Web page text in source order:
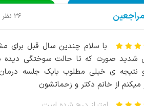
به لیست من
36 نظر
با سلام چندین سال قبل برای
صورت که تا حالت سوختگی دیده
ی خیلی مطلوب بایک جلسه درمان
از خانم دکتر و زحماتشون